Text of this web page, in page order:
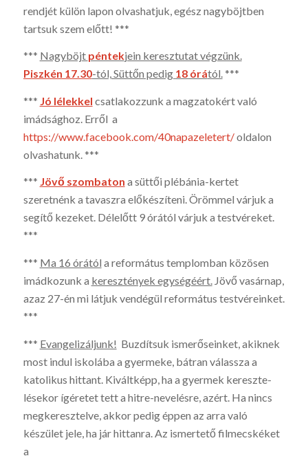
rendjét külön lapon olvashatjuk, egész nagy­böjtben
tartsuk szem előtt! ***
*** Nagyböjt péntekjein keresztutat végzünk.
Piszkén 17.30-tól, Süttőn pedig 18 órától.***
*** Jó lélekkel csatlakozzunk a magzatokért való
imádsághoz. Erről a
https://www.facebook.com/40napazeletert/oldalon
olvashatunk. ***
*** Jövő szombaton a süttői plébánia-kertet
szeretnénk a tavaszra előkészíteni. Örömmel várjuk a
segítő kezeket. Délelőtt 9 órától várjuk a testvéreket.
***
*** Ma 16 órától a református templomban közösen
imádkozunk a keresztények egységéért.Jövő vasárnap,
azaz 27-én mi látjuk vendégül református testvéreinket.
***
*** Evangelizáljunk! Buz­dítsuk ismerőseinket, akiknek
most indul iskolába a gyermeke, bát­ran válassza a
katolikus hit­tant. Kiváltképp, ha a gyermek kereszte­
lésekor ígéretet tett a hitre-nevelésre, azért. Ha nincs
megkeresztelve, akkor pedig éppen az arra való
készület jele, ha jár hittanra. Az ismerte­tő filmecskéket
a